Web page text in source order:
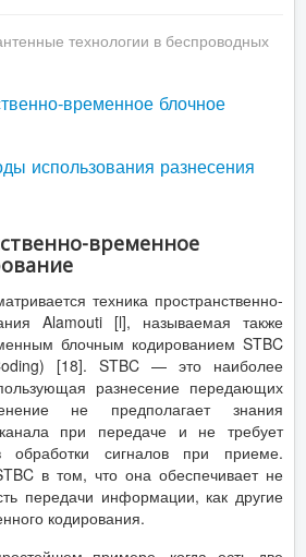
технологии в беспроводных
временное блочное
использования разнесения
временное
техника пространственно-
Alamouti [l], называемая также
блочным кодированием STBC
[18]. STBC — это наиболее
разнесение передающих
не предполагает знания
при передаче и не требует
обработки сигналов при приеме.
в том, что она обеспечивает не
передачи информации, как другие
кодирования.